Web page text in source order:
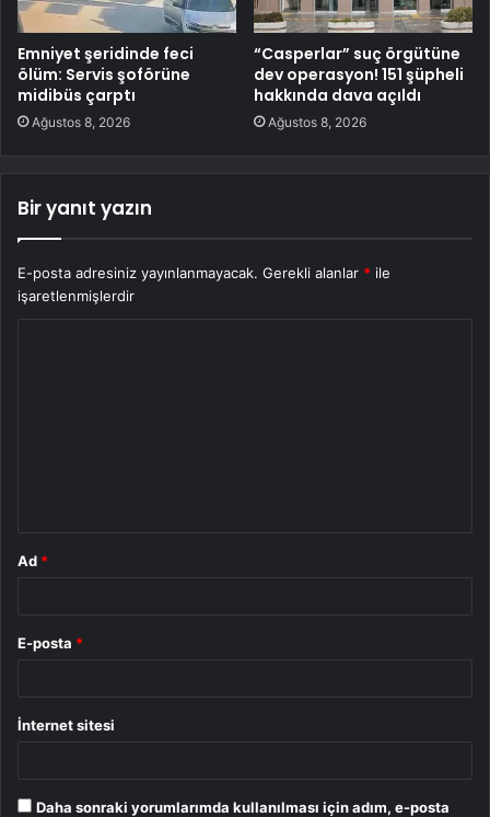
Emniyet şeridinde feci
ölüm: Servis şoförüne
midibüs çarptı
Ağustos 8, 2026
“Casperlar” suç örgütüne
dev operasyon! 151 şüpheli
hakkında dava açıldı
Ağustos 8, 2026
Bir yanıt yazın
E-posta adresiniz yayınlanmayacak. Gerekli alanlar * ile
işaretlenmişlerdir
Ad *
E-posta *
İnternet sitesi
Daha sonraki yorumlarımda kullanılması için adım, e-posta